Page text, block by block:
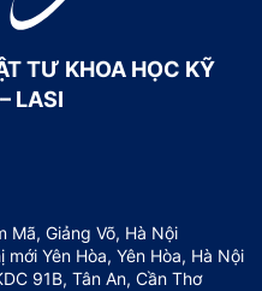
TƯ KHOA HỌC KỸ
LASI
Mã, Giảng Võ, Hà Nội
mới Yên Hòa, Yên Hòa, Hà Nội
91B, Tân An, Cần Thơ